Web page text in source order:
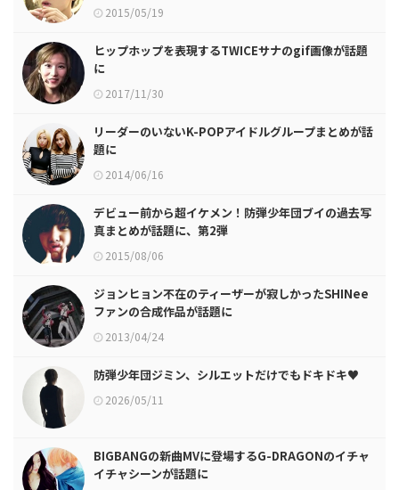
2015/05/19
ヒップホップを表現するTWICEサナのgif画像が話題
に
2017/11/30
リーダーのいないK-POPアイドルグループまとめが話
題に
2014/06/16
デビュー前から超イケメン！防弾少年団ブイの過去写
真まとめが話題に、第2弾
2015/08/06
ジョンヒョン不在のティーザーが寂しかったSHINee
ファンの合成作品が話題に
2013/04/24
防弾少年団ジミン、シルエットだけでもドキドキ♥
2026/05/11
BIGBANGの新曲MVに登場するG-DRAGONのイチャ
イチャシーンが話題に